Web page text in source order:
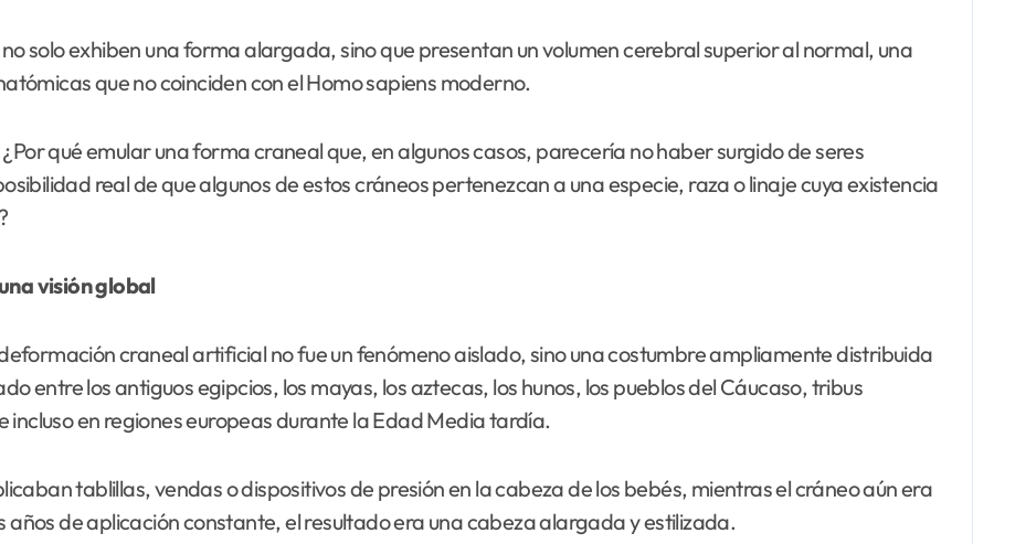
solo exhiben una forma alargada, sino que presentan un volumen cerebral superior al normal, una
que no coinciden con el Homo sapiens moderno.
qué emular una forma craneal que, en algunos casos, parecería no haber surgido de seres
real de que algunos de estos cráneos pertenezcan a una especie, raza o linaje cuya existencia
visión global
craneal artificial no fue un fenómeno aislado, sino una costumbre ampliamente distribuida
entre los antiguos egipcios, los mayas, los aztecas, los hunos, los pueblos del Cáucaso, tribus
en regiones europeas durante la Edad Media tardía.
tablillas, vendas o dispositivos de presión en la cabeza de los bebés, mientras el cráneo aún era
de aplicación constante, el resultado era una cabeza alargada y estilizada.